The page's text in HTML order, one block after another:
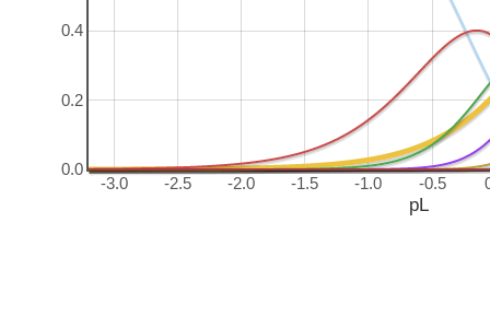
-3.0 -2.5 -2.0 -1.5 -1.0 -0.5
0.0
0.2
0.4
pL